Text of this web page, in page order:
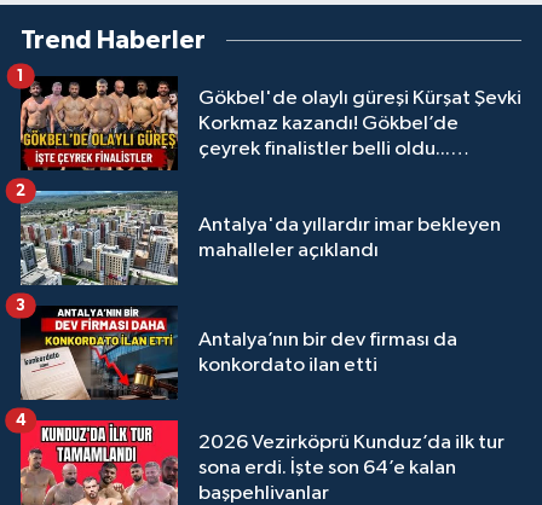
Trend Haberler
Gökbel'de olaylı güreşi Kürşat Şevki
Korkmaz kazandı! Gökbel’de
çeyrek finalistler belli oldu...
1
Antalya'da yıllardır imar bekleyen
mahalleler açıklandı
2
Antalya’nın bir dev firması da
konkordato ilan etti
3
2026 Vezirköprü Kunduz’da ilk tur
sona erdi. İşte son 64’e kalan
başpehlivanlar
4